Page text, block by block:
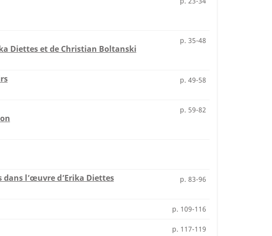
Diettes et de Christian Boltanski
p. 35-48
p. 49-58
p. 59-82
l’œuvre d’Erika Diettes
p. 83-96
p. 109-116
p. 117-119